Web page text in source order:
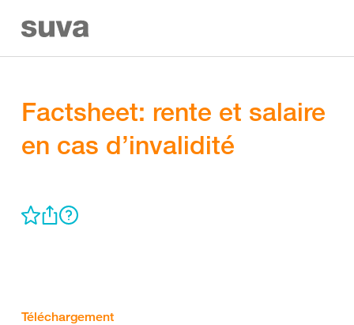
Factsheet: rente et salaire
en cas d’invalidité
Téléchargement